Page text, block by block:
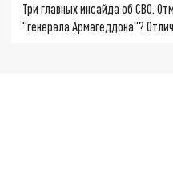
Три главных инсайда об СВО.
"генерала Армагеддона"?